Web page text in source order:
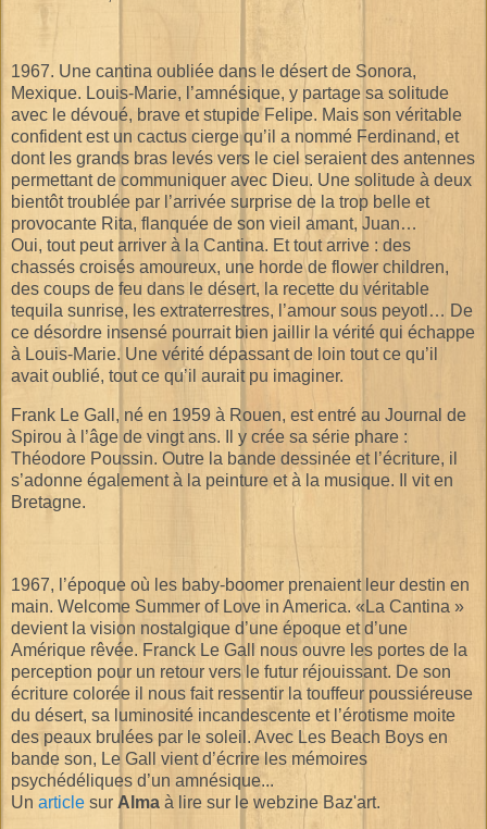
1967. Une cantina oubliée dans le désert de Sonora,
Mexique. Louis-Marie, l’amnésique, y partage sa solitude
avec le dévoué, brave et stupide Felipe. Mais son véritable
confident est un cactus cierge qu’il a nommé Ferdinand, et
dont les grands bras levés vers le ciel seraient des antennes
permettant de communiquer avec Dieu. Une solitude à deux
bientôt troublée par l’arrivée surprise de la trop belle et
provocante Rita, flanquée de son vieil amant, Juan…
Oui, tout peut arriver à la Cantina. Et tout arrive : des
chassés croisés amoureux, une horde de flower children,
des coups de feu dans le désert, la recette du véritable
tequila sunrise, les extraterrestres, l’amour sous peyotl… De
ce désordre insensé pourrait bien jaillir la vérité qui échappe
à Louis-Marie. Une vérité dépassant de loin tout ce qu’il
avait oublié, tout ce qu’il aurait pu imaginer.
Frank Le Gall, né en 1959 à Rouen, est entré au Journal de
Spirou à l’âge de vingt ans. Il y crée sa série phare :
Théodore Poussin. Outre la bande dessinée et l’écriture, il
s’adonne également à la peinture et à la musique. Il vit en
Bretagne.
1967, l’époque où les baby-boomer prenaient leur destin en
main. Welcome Summer of Love in America. «La Cantina »
devient la vision nostalgique d’une époque et d’une
Amérique rêvée. Franck Le Gall nous ouvre les portes de la
perception pour un retour vers le futur réjouissant. De son
écriture colorée il nous fait ressentir la touffeur poussiéreuse
du désert, sa luminosité incandescente et l’érotisme moite
des peaux brulées par le soleil. Avec Les Beach Boys en
bande son, Le Gall vient d’écrire les mémoires
psychédéliques d’un amnésique...
Un article sur Alma à lire sur le webzine Baz'art.